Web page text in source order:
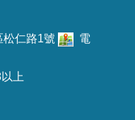
松仁路1號
電
上